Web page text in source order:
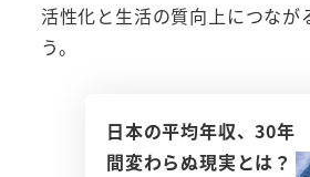
活性化と生活の質向上につなが
う。
日本の平均年収、30年
間変わらぬ現実とは？